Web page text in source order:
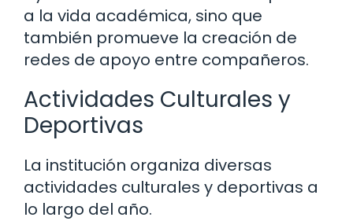
a la vida académica, sino que
también promueve la creación de
redes de apoyo entre compañeros.
Actividades Culturales y
Deportivas
La institución organiza diversas
actividades culturales y deportivas a
lo largo del año.